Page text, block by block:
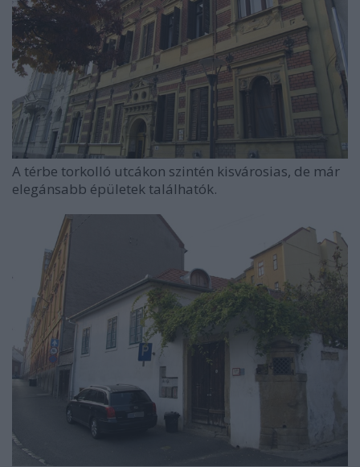
A térbe torkolló utcákon szintén kisvárosias, de már
elegánsabb épületek találhatók.